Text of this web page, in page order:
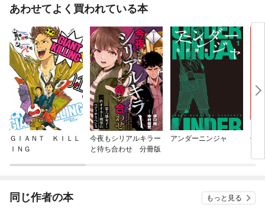
あわせてよく買われている本
ＧＩＡＮＴ ＫＩＬＬ
ＩＮＧ
今夜もシリアルキラー
と待ち合わせ 分冊版
アンダーニンジャ
信
か
れ
バ
同じ作者の本 もっと見る